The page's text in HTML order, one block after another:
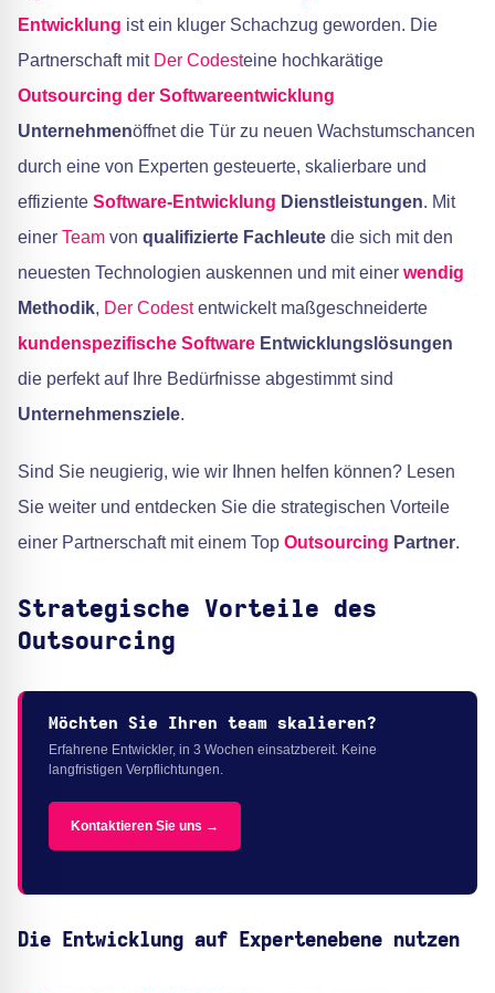
Entwicklung ist ein kluger Schachzug geworden. Die
Partnerschaft mit Der Codesteine hochkarätige
Outsourcing der Softwareentwicklung
Unternehmenöffnet die Tür zu neuen Wachstumschancen
durch eine von Experten gesteuerte, skalierbare und
effiziente Software-Entwicklung Dienstleistungen. Mit
einer Team von qualifizierte Fachleute die sich mit den
neuesten Technologien auskennen und mit einer wendig
Methodik, Der Codestentwickelt maßgeschneiderte
kundenspezifische Software Entwicklungslösungen
die perfekt auf Ihre Bedürfnisse abgestimmt sind
Unternehmensziele.
Sind Sie neugierig, wie wir Ihnen helfen können? Lesen
Sie weiter und entdecken Sie die strategischen Vorteile
einer Partnerschaft mit einem Top Outsourcing Partner.
Strategische Vorteile des
Outsourcing
Möchten Sie Ihren team skalieren?
Erfahrene Entwickler, in 3 Wochen einsatzbereit. Keine
langfristigen Verpflichtungen.
Kontaktieren Sie uns →
Die Entwicklung auf Expertenebene nutzen